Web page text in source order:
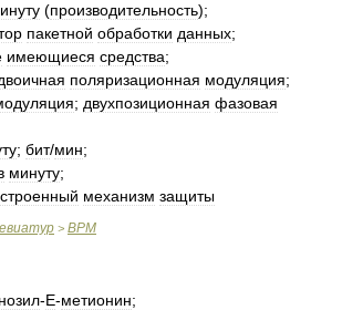
(производительность);
пакетной обработки данных;
имеющиеся средства;
поляризационная модуляция;
; двухпозиционная фазовая
; бит/мин;
минуту;
механизм защиты
> BPM
-Е-метионин;